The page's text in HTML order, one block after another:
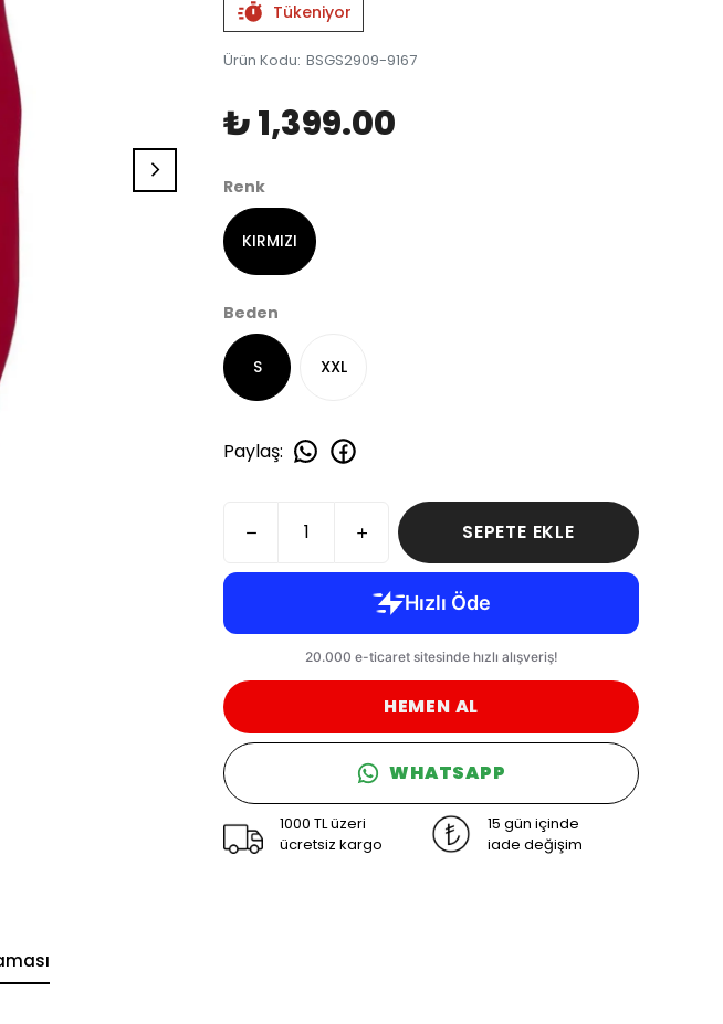
Tükeniyor
Ürün Kodu: BSGS2909-9167
₺ 1,399.00
Renk
KIRMIZI
Beden
S XXL
Paylaş:
SEPETE EKLE
HEMEN AL
WHATSAPP
1000 TL üzeri
ücretsiz kargo
15 gün içinde
iade değişim